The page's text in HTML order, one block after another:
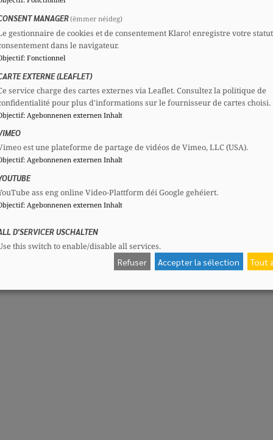
Ministre des Affaires intérieures au sujet des
beaucoup de communes recourent à des
suivantes à Monsieur le Ministre des Affaires
Commune au 1er février 2026?
2026, par Commune pour pouvoir équilibrer
de ma très haute considération.
MANAGER(ëmmer néideg)
gestionnaire de cookies et de consentement Klaro! enregistre votre
dans le navigateur.
: Fonctionnel
EXTERNE (LEAFLET)
service charge des cartes externes via Leaflet. Consultez la politique de
pour plus d'informations sur le fournisseur de cartes choisi.
: Agebonnenen externen Inhalt
est une plateforme de partage de vidéos de Vimeo, LLC (USA).
: Agebonnenen externen Inhalt
ass eng online Video-Plattform déi Google gehéiert.
: Agebonnenen externen Inhalt
D'SERVICER USCHALTEN
this switch to enable/disable all services.
Refuser Accepter la sélection Tout